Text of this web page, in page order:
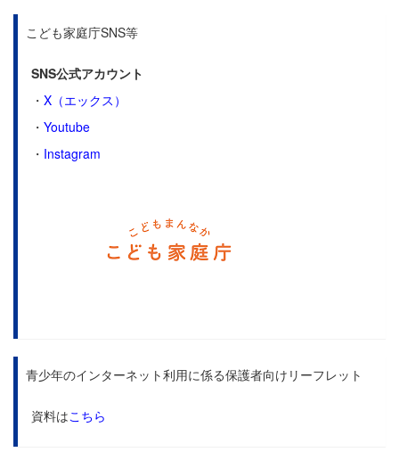
こども家庭庁SNS等
SNS公式アカウント
・ X（エックス）
・ Youtube
・ Instagram
青少年のインターネット利用に係る保護者向けリーフレット
資料はこちら